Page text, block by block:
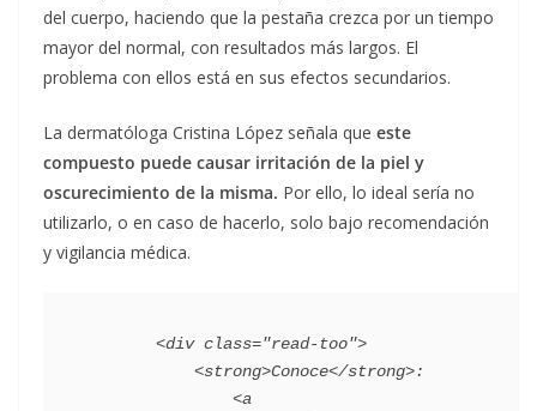
del cuerpo, haciendo que la pestaña crezca por un tiempo
mayor del normal, con resultados más largos. El
problema con ellos está en sus efectos secundarios.
La dermatóloga Cristina López señala que este
compuesto puede causar irritación de la piel y
oscurecimiento de la misma. Por ello, lo ideal sería no
utilizarlo, o en caso de hacerlo, solo bajo recomendación
y vigilancia médica.